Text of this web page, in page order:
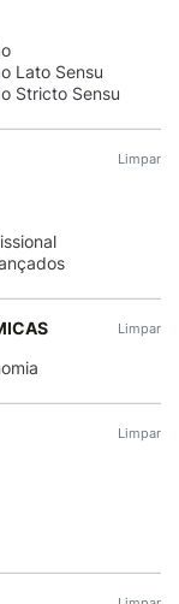
Lato Sensu
Stricto Sensu
Limpar
Limpar
Limpar